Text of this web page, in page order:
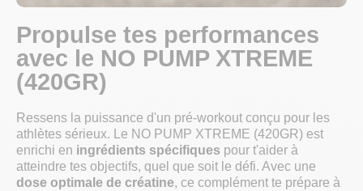
Propulse tes performances
avec le NO PUMP XTREME
(420GR)
Ressens la puissance d'un pré-workout conçu pour les
athlètes sérieux. Le NO PUMP XTREME (420GR) est
enrichi en ingrédients spécifiques pour t'aider à
atteindre tes objectifs, quel que soit le défi. Avec une
dose optimale de créatine, ce complément te prépare à